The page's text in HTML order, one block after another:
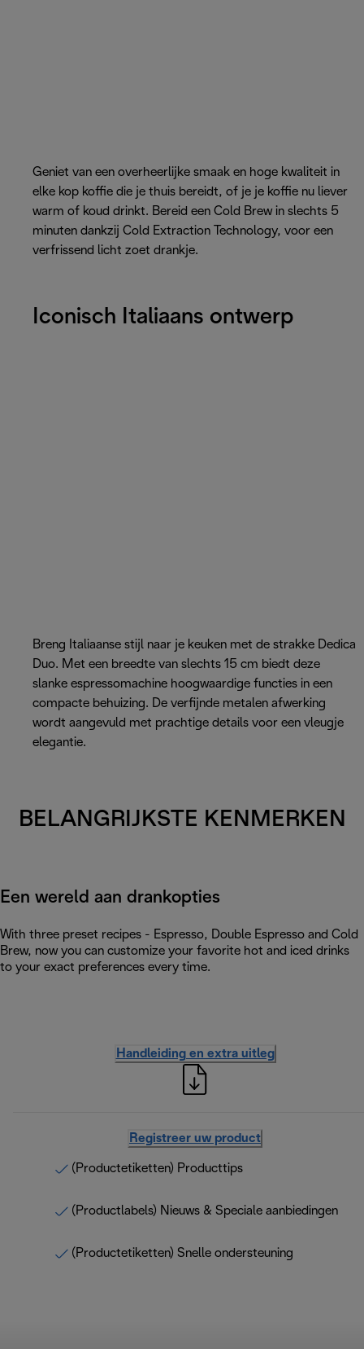
Geniet van een overheerlijke smaak en hoge kwaliteit in
elke kop koffie die je thuis bereidt, of je je koffie nu liever
warm of koud drinkt. Bereid een Cold Brew in slechts 5
minuten dankzij Cold Extraction Technology, voor een
verfrissend licht zoet drankje.
Iconisch Italiaans ontwerp
Breng Italiaanse stijl naar je keuken met de strakke Dedica
Duo. Met een breedte van slechts 15 cm biedt deze
slanke espressomachine hoogwaardige functies in een
compacte behuizing. De verfijnde metalen afwerking
wordt aangevuld met prachtige details voor een vleugje
elegantie.
BELANGRIJKSTE KENMERKEN
Een wereld aan drankopties
With three preset recipes - Espresso, Double Espresso and Cold
Brew, now you can customize your favorite hot and iced drinks
to your exact preferences every time.
Handleiding en extra uitleg
Registreer uw product
(Productetiketten) Producttips
(Productlabels) Nieuws & Speciale aanbiedingen
(Productetiketten) Snelle ondersteuning